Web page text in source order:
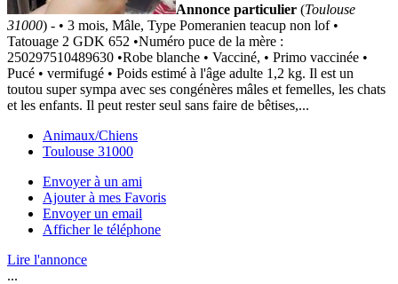
Annonce particulier (Toulouse
31000) - • 3 mois, Mâle, Type Pomeranien teacup non lof •
Tatouage 2 GDK 652 •Numéro puce de la mère :
250297510489630 •Robe blanche • Vacciné, • Primo vaccinée •
Pucé • vermifugé • Poids estimé à l'âge adulte 1,2 kg. Il est un
toutou super sympa avec ses congénères mâles et femelles, les chats
et les enfants. Il peut rester seul sans faire de bêtises,...
Animaux/Chiens
Toulouse 31000
Envoyer à un ami
Ajouter à mes Favoris
Envoyer un email
Afficher le téléphone
Lire l'annonce
...